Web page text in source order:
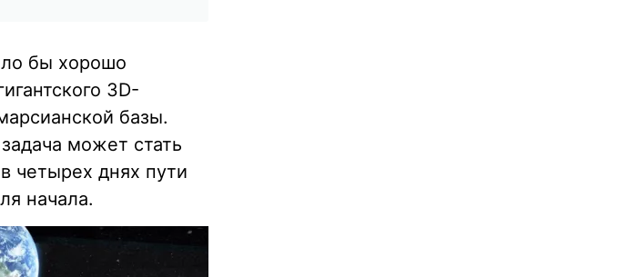
бы хорошо
3D-
базы.
может стать
четырех днях пути
начала.